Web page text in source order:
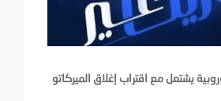
يشتعل مع اقتراب إغلاق الميركاتو